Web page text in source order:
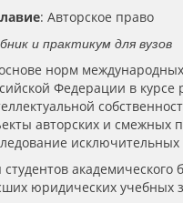
: Авторское право
и практикум для вузов
норм международных
Федерации в
авторских и смежных
студентов академического
юридических учебных